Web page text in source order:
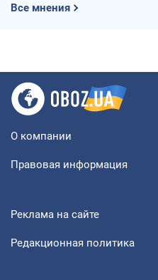
Все мнения
О компании
Правовая информация
Реклама на сайте
Редакционная политика